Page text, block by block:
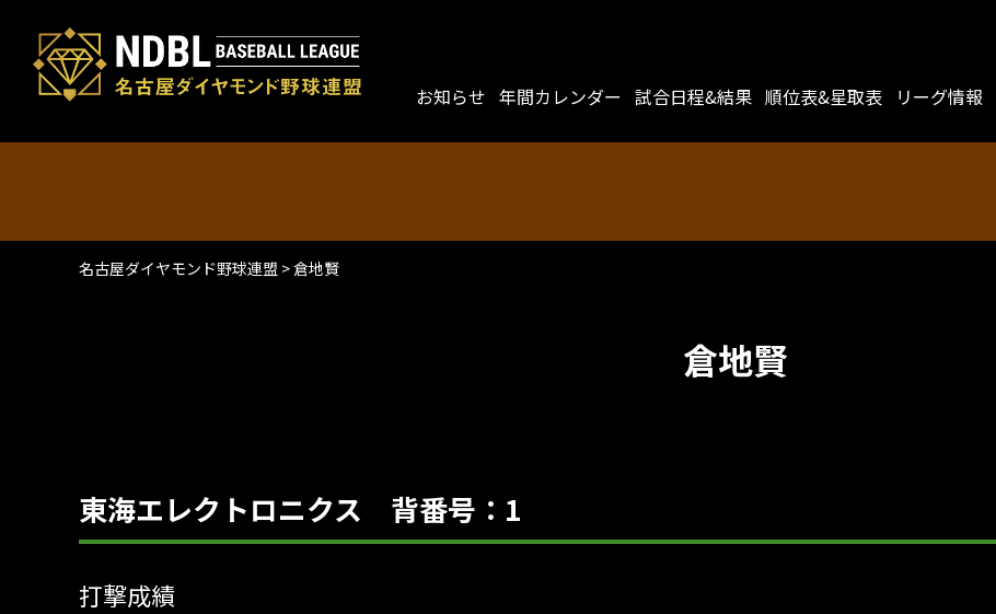
お知らせ 年間カレンダー 試合日程&結果 順位表&星取表 リーグ情報
名古屋ダイヤモンド野球連盟 >倉地賢
倉地賢
東海エレクトロニクス 背番号：1
打撃成績